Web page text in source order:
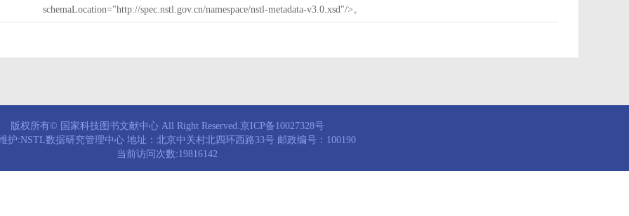
schemaLocation="http://spec.nstl.gov.cn/namespace/nstl-metadata-v3.0.xsd"/>。
版权所有© 国家科技图书文献中心 All Right Reserved.京ICP备10027328号
护:NSTL数据研究管理中心 地址：北京中关村北四环西路33号 邮政编号：100190
当前访问次数:19816142